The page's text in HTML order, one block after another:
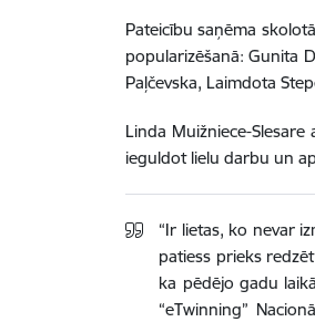
Pateicību saņēma
popularizēšanā: Gunita
Paļčevska, Laimdota
Linda Muižniece-
ieguldot lielu darbu un
“Ir lietas, ko nevar
patiess prieks
ka pēdējo gadu
“eTwinning”